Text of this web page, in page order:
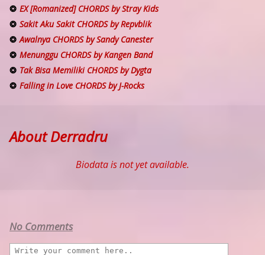
EX [Romanized] CHORDS by Stray Kids
Sakit Aku Sakit CHORDS by Repvblik
Awalnya CHORDS by Sandy Canester
Menunggu CHORDS by Kangen Band
Tak Bisa Memiliki CHORDS by Dygta
Falling in Love CHORDS by J-Rocks
About Derradru
Biodata is not yet available.
No Comments